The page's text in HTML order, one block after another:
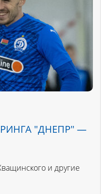
"ДНЕПР" —
и другие